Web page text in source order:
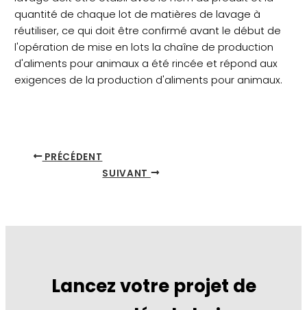
quantité de chaque lot de matières de lavage à
réutiliser, ce qui doit être confirmé avant le début de
l'opération de mise en lots la chaîne de production
d'aliments pour animaux a été rincée et répond aux
exigences de la production d'aliments pour animaux.
PRÉCÉDENT
SUIVANT
Lancez votre projet de